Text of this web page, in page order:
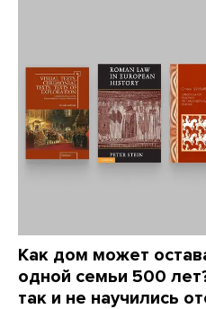
Как дом может
одной семьи 500
так и не научились